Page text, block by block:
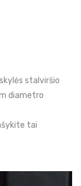
stalviršio
diametro
tai